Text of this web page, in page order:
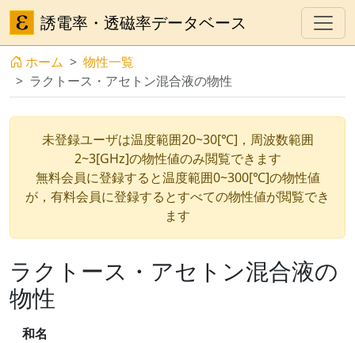
誘電率・透磁率データベース
ホーム
物性一覧
ラクトース・アセトン混合液の物性
未登録ユーザは温度範囲20~30[℃]，周波数範囲
2~3[GHz]の物性値のみ閲覧できます
無料会員に登録すると温度範囲0~300[℃]の物性値
が，有料会員に登録するとすべての物性値が閲覧でき
ます
ラクトース・アセトン混合液の
物性
和名